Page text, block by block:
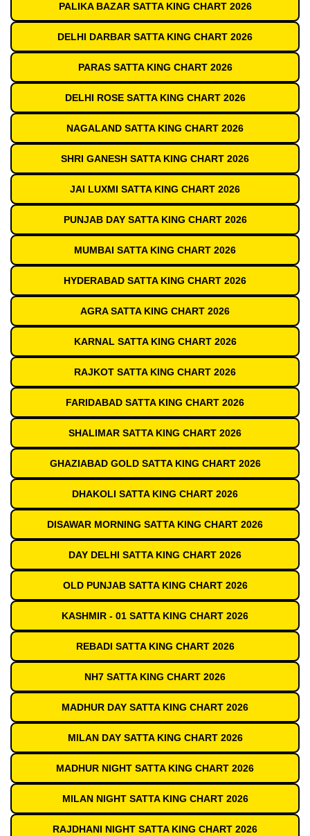
PALIKA BAZAR SATTA KING CHART 2026
DELHI DARBAR SATTA KING CHART 2026
PARAS SATTA KING CHART 2026
DELHI ROSE SATTA KING CHART 2026
NAGALAND SATTA KING CHART 2026
SHRI GANESH SATTA KING CHART 2026
JAI LUXMI SATTA KING CHART 2026
PUNJAB DAY SATTA KING CHART 2026
MUMBAI SATTA KING CHART 2026
HYDERABAD SATTA KING CHART 2026
AGRA SATTA KING CHART 2026
KARNAL SATTA KING CHART 2026
RAJKOT SATTA KING CHART 2026
FARIDABAD SATTA KING CHART 2026
SHALIMAR SATTA KING CHART 2026
GHAZIABAD GOLD SATTA KING CHART 2026
DHAKOLI SATTA KING CHART 2026
DISAWAR MORNING SATTA KING CHART 2026
DAY DELHI SATTA KING CHART 2026
OLD PUNJAB SATTA KING CHART 2026
KASHMIR - 01 SATTA KING CHART 2026
REBADI SATTA KING CHART 2026
NH7 SATTA KING CHART 2026
MADHUR DAY SATTA KING CHART 2026
MILAN DAY SATTA KING CHART 2026
MADHUR NIGHT SATTA KING CHART 2026
MILAN NIGHT SATTA KING CHART 2026
RAJDHANI NIGHT SATTA KING CHART 2026